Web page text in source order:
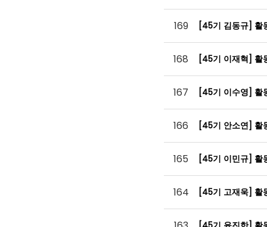
169 [45기 김동규] 활
168 [45기 이재혁] 활
167 [45기 이수영] 활
166 [45기 안소연] 활
165 [45기 이민규] 활
164 [45기 고재욱] 활